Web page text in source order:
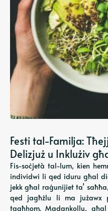
Festi tal-Familja:
Delizjuż u Inklużiv
Fis-soċjetà tal-lum, kien
individwi li qed iduru għal
jekk għal raġunijiet ta’
qed jagħżlu li ma jużawx
tagħhom. Madankollu,